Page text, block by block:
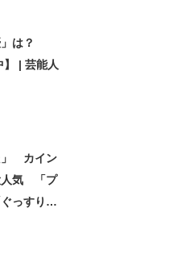
は？
】 | 芸能人
」 カイン
人気 「プ
っすり眠